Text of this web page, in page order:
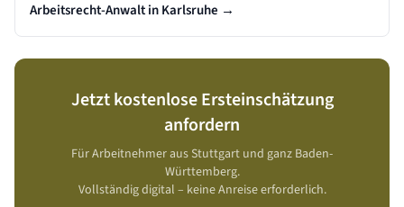
Arbeitsrecht-Anwalt in Karlsruhe →
Jetzt kostenlose Ersteinschätzung
anfordern
Für Arbeitnehmer ausStuttgart und ganz Baden-
Württemberg.
Vollständig digital – keine Anreise erforderlich.